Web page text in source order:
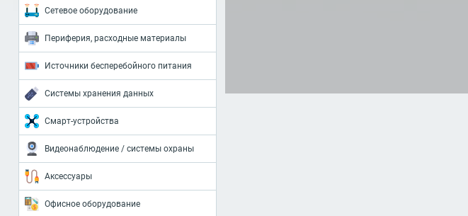
Сетевое оборудование
Периферия, расходные материалы
Источники бесперебойного питания
Системы хранения данных
Смарт-устройства
Видеонаблюдение / системы охраны
Аксессуары
Офисное оборудование